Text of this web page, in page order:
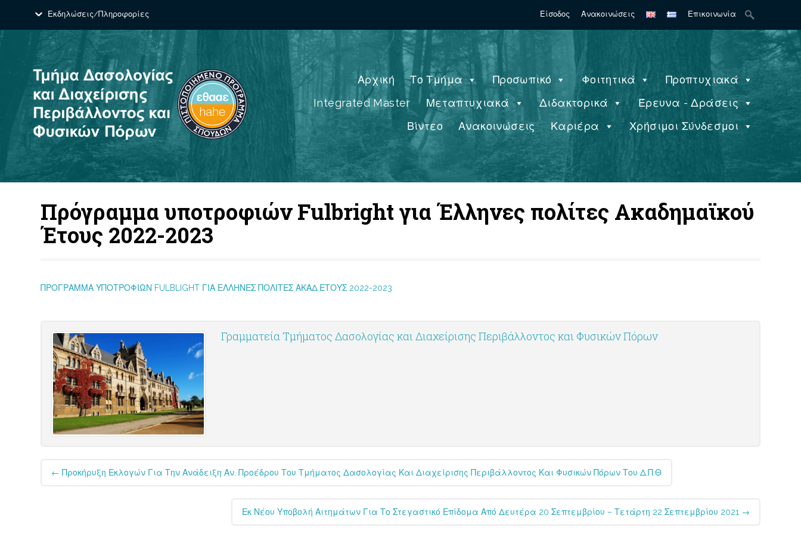
Εκδηλώσεις/Πληροφορίες Είσοδος Ανακοινώσεις Επικοινωνία
Search
for:
Αρχική Το Τμήμα Προσωπικό Φοιτητικά
Προπτυχιακά
Integrated Master
Μεταπτυχιακά Διδακτορικά
Έρευνα - Δράσεις
Βίντεο
Ανακοινώσεις Καριέρα Χρήσιμοι Σύνδεσμοι
Πρόγραμμα υποτροφιών Fulbright για Έλληνες πολίτες Ακαδημαϊκού
Έτους 2022-2023
ΠΡΟΓΡΑΜΜΑ ΥΠΟΤΡΟΦΙΩΝ FULBLIGHT ΓΙΑ ΕΛΛΗΝΕΣ ΠΟΛΙΤΕΣ ΑΚΑΔ.ΕΤΟΥΣ 2022-2023
Γραμματεία Τμήματος Δασολογίας και Διαχείρισης Περιβάλλοντος και Φυσικών Πόρων
Post
navigation
← Προκήρυξη Εκλογών Για Την Ανάδειξη Αν. Προέδρου Του Τμήματος Δασολογίας Και Διαχείρισης Περιβάλλοντος Και Φυσικών Πόρων Του Δ.Π.Θ
Εκ Νέου Υποβολή Αιτημάτων Για Το Στεγαστικό Επίδομα Από Δευτέρα 20 Σεπτεμβρίου – Τετάρτη 22 Σεπτεμβρίου 2021 →